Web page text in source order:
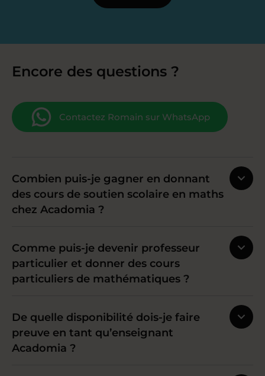
Encore des questions ?
Contactez Romain sur WhatsApp
Combien puis-je gagner en donnant
des cours de soutien scolaire en maths
chez Acadomia ?
Comme puis-je devenir professeur
particulier et donner des cours
particuliers de mathématiques ?
De quelle disponibilité dois-je faire
preuve en tant qu’enseignant
Acadomia ?